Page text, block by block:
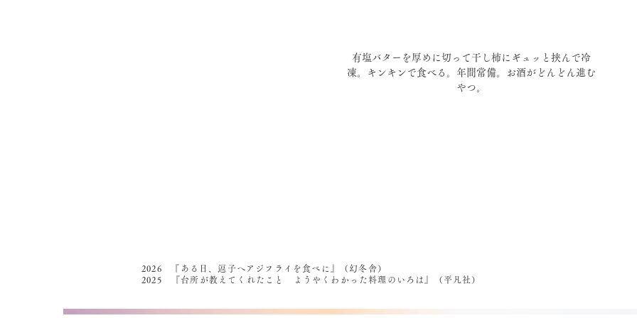
有塩バターを厚めに切って干し柿にギュッと挟んで冷
凍。キンキンで食べる。年間常備。お酒がどんどん進む
やつ。
2026 『ある日、逗子へアジフライを食べに』（幻冬舎）
2025 『台所が教えてくれたこと ようやくわかった料理のいろは』（平凡社）